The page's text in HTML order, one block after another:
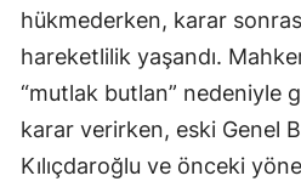
hükmederken, karar
hareketlilik yaşandı.
“mutlak butlan” nedeniyle
karar verirken, eski Genel
Kılıçdaroğlu ve önceki